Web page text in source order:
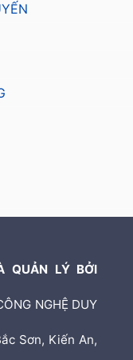
QUẢN LÝ BỞI
NGHỆ DUY
Sơn, Kiến An,